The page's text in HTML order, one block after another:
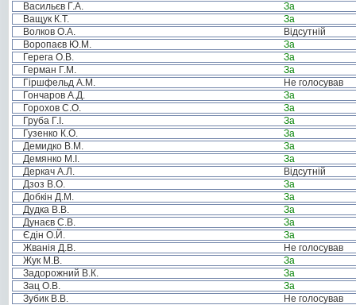
Васильєв Г.А.
За
Ващук К.Т.
За
Волков О.А.
Відсутній
Воропаєв Ю.М.
За
Герега О.В.
За
Герман Г.М.
За
Гіршфельд А.М.
Не голосував
Гончаров А.Д.
За
Горохов С.О.
За
Груба Г.І.
За
Гузенко К.О.
За
Демидко В.М.
За
Демянко М.І.
За
Деркач А.Л.
Відсутній
Дзоз В.О.
За
Добкін Д.М.
За
Дудка В.В.
За
Дунаєв С.В.
За
Єдін О.Й.
За
Жванія Д.В.
Не голосував
Жук М.В.
За
Задорожний В.К.
За
Зац О.В.
За
Зубик В.В.
Не голосував